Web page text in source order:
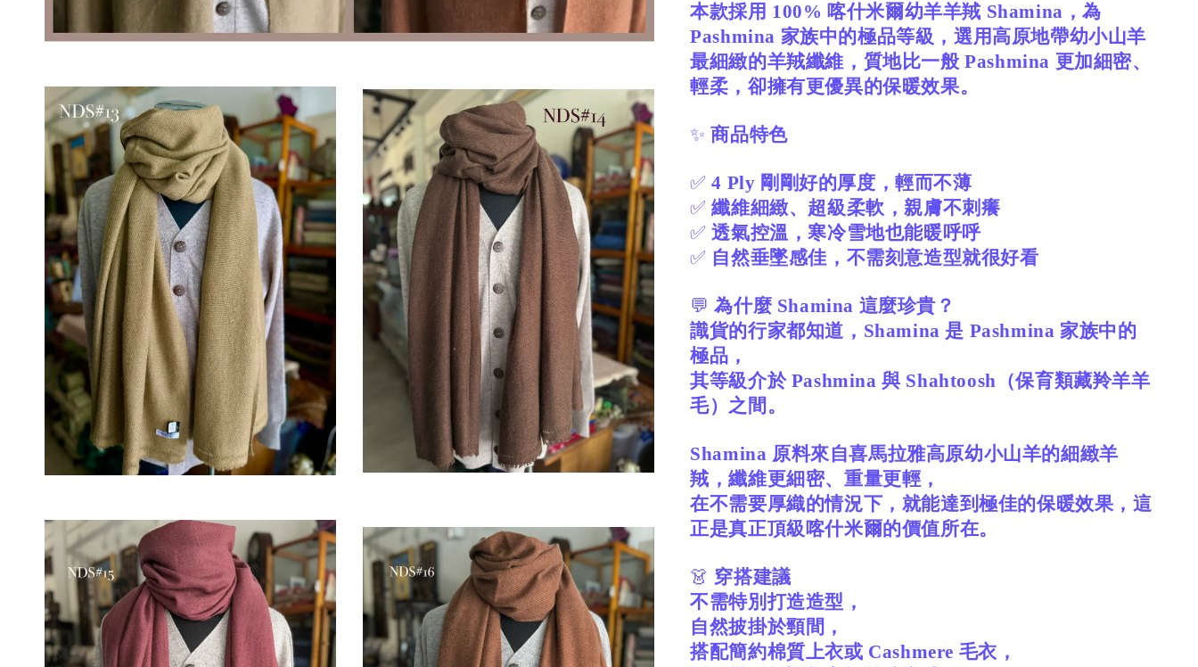
本款採用 100% 喀什米爾幼羊羊羢 Shamina，為
Pashmina 家族中的極品等級，選用高原地帶幼小山羊
最細緻的羊羢纖維，質地比一般 Pashmina 更加細密、
輕柔，卻擁有更優異的保暖效果。
✨ 商品特色
✅ 4 Ply 剛剛好的厚度，輕而不薄
✅ 纖維細緻、超級柔軟，親膚不刺癢
✅ 透氣控溫，寒冷雪地也能暖呼呼
✅ 自然垂墜感佳，不需刻意造型就很好看
💬 為什麼 Shamina 這麼珍貴？
識貨的行家都知道，Shamina 是 Pashmina 家族中的
極品，
其等級介於 Pashmina 與 Shahtoosh（保育類藏羚羊羊
毛）之間。
Shamina 原料來自喜馬拉雅高原幼小山羊的細緻羊
羢，纖維更細密、重量更輕，
在不需要厚織的情況下，就能達到極佳的保暖效果，這
正是真正頂級喀什米爾的價值所在。
👗 穿搭建議
不需特別打造造型，
自然披掛於頸間，
搭配簡約棉質上衣或 Cashmere 毛衣，